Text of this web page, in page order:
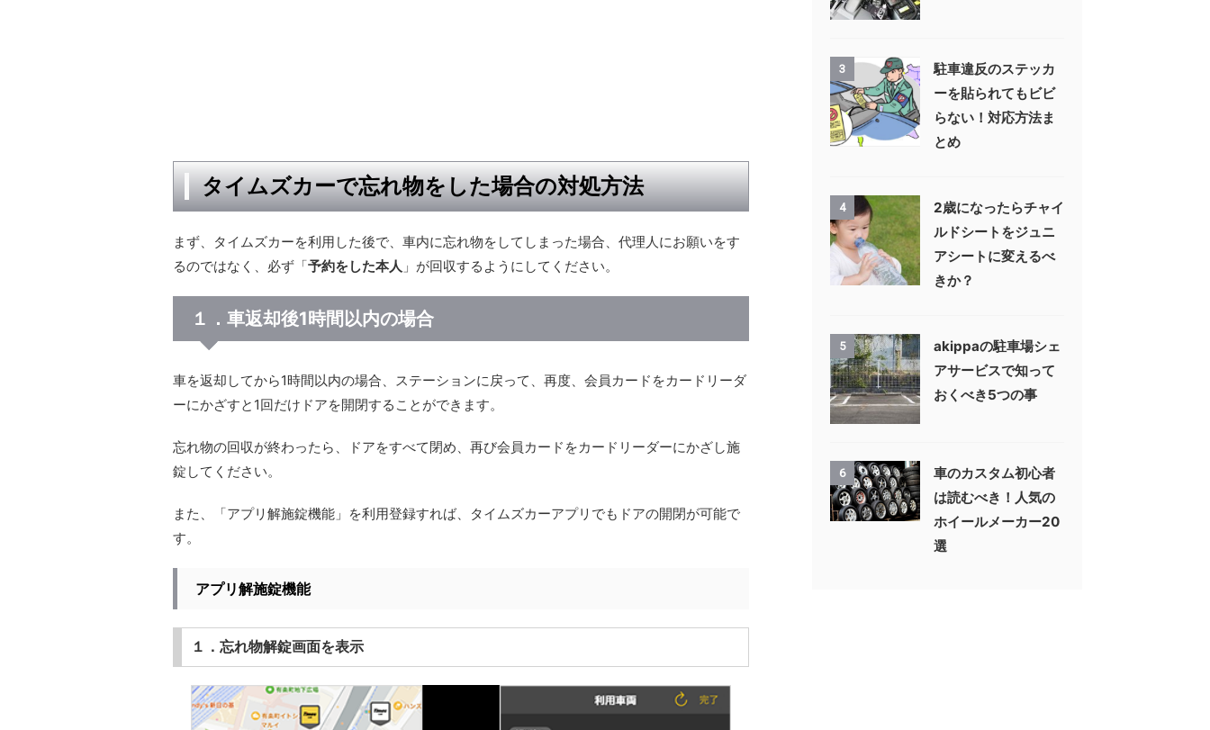
タイムズカーで忘れ物をした場合の対処方法
まず、タイムズカーを利用した後で、車内に忘れ物をしてしまった場合、代理人にお願いをす
るのではなく、必ず「予約をした本人 」が回収するようにしてください。
１．車返却後1時間以内の場合
車を返却してから1時間以内の場合、ステーションに戻って、再度、会員カードをカードリーダ
ーにかざすと1回だけドアを開閉することができます。
忘れ物の回収が終わったら、ドアをすべて閉め、再び会員カードをカードリーダーにかざし施
錠してください。
また、「アプリ解施錠機能」を利用登録すれば、タイムズカーアプリでもドアの開閉が可能で
す。
アプリ解施錠機能
１．忘れ物解錠画面を表示
3
駐車違反のステッカ
ーを貼られてもビビ
らない！対応方法ま
とめ
4
2歳になったらチャイ
ルドシートをジュニ
アシートに変えるべ
きか？
5
akippaの駐車場シェ
アサービスで知って
おくべき5つの事
6
車のカスタム初心者
は読むべき！人気の
ホイールメーカー20
選